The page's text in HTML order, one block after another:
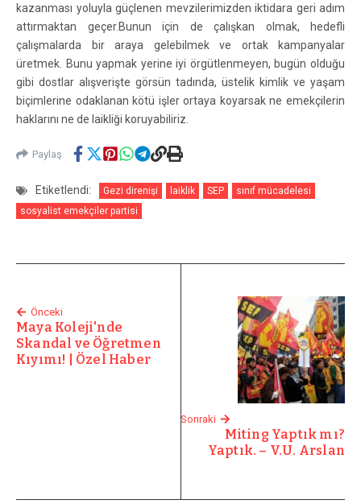
kazanması yoluyla güçlenen mevzilerimizden iktidara geri adım
attırmaktan geçer.Bunun için de çalışkan olmak, hedefli
çalışmalarda bir araya gelebilmek ve ortak kampanyalar
üretmek. Bunu yapmak yerine iyi örgütlenmeyen, bugün olduğu
gibi dostlar alışverişte görsün tadında, üstelik kimlik ve yaşam
biçimlerine odaklanan kötü işler ortaya koyarsak ne emekçilerin
haklarını ne de laikliği koruyabiliriz.
Paylaş
Etiketlendi: Gezi direnişi laiklik SEP
sınıf mücadelesi
sosyalist emekçiler partisi
Önceki
Maya Koleji'nde
Skandal ve Öğretmen
Kıyımı! | Özel Haber
Sonraki
Miting Yaptık mı?
Yaptık. – V.U. Arslan